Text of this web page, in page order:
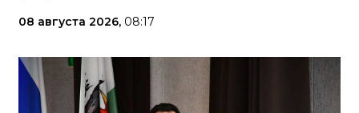
08 августа 2026, 08:17